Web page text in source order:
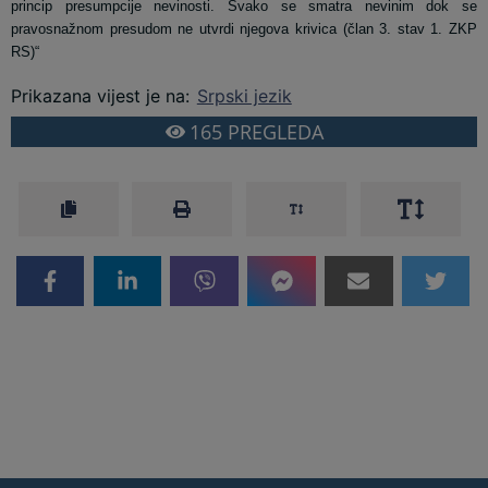
princip presumpcije nevinosti. Svako se smatra nevinim dok se
pravosnažnom presudom ne utvrdi njegova krivica (član 3. stav 1. ZKP
RS)“
Prikazana vijest je na: Srpski jezik
165 PREGLEDA